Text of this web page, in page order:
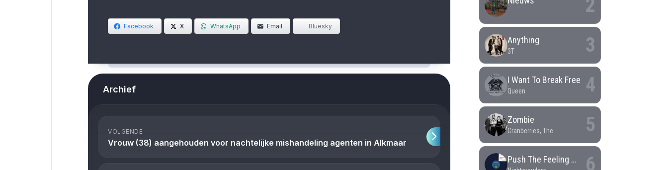
Facebook X WhatsApp Email Bluesky
Archief
VOLGENDE
Vrouw (38) aangehouden voor nachtelijke mishandeling agenten in Alkmaar